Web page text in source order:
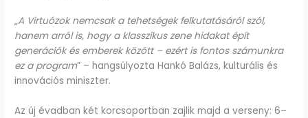
„A Virtuózok nemcsak a tehetségek felkutatásáról szól,
hanem arról is, hogy a klasszikus zene hidakat épít
generációk és emberek között – ezért is fontos számunkra
ez a program” – hangsúlyozta Hankó Balázs, kulturális és
innovációs miniszter.
Az új évadban két korcsoportban zajlik majd a verseny: 6–